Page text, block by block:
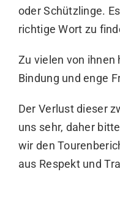
oder Schützlinge.
richtige Wort zu
Zu vielen von ihnen
Bindung und enge
Der Verlust dieser
uns sehr, daher
wir den
aus Respekt und